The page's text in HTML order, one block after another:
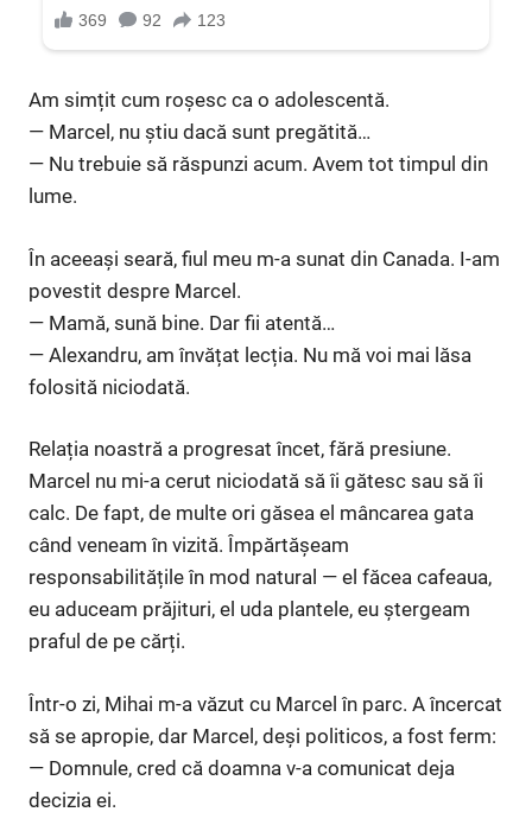
Am simțit cum roșesc ca o adolescentă.
— Marcel, nu știu dacă sunt pregătită…
— Nu trebuie să răspunzi acum. Avem tot timpul din
lume.
În aceeași seară, fiul meu m-a sunat din Canada. I-am
povestit despre Marcel.
— Mamă, sună bine. Dar fii atentă…
— Alexandru, am învățat lecția. Nu mă voi mai lăsa
folosită niciodată.
Relația noastră a progresat încet, fără presiune.
Marcel nu mi-a cerut niciodată să îi gătesc sau să îi
calc. De fapt, de multe ori găsea el mâncarea gata
când veneam în vizită. Împărtășeam
responsabilitățile în mod natural — el făcea cafeaua,
eu aduceam prăjituri, el uda plantele, eu ștergeam
praful de pe cărți.
Într-o zi, Mihai m-a văzut cu Marcel în parc. A încercat
să se apropie, dar Marcel, deși politicos, a fost ferm:
— Domnule, cred că doamna v-a comunicat deja
decizia ei.